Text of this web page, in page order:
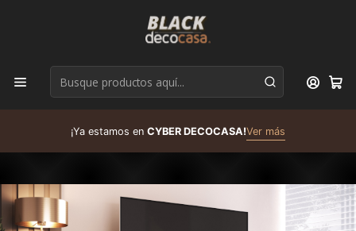
¡Ya estamos en CYBER DECOCASA!Ver más